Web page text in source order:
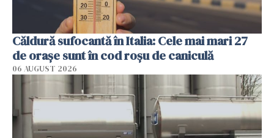
Căldură sufocantă în Italia: Cele mai mari 27
de orașe sunt în cod roșu de caniculă
06 AUGUST 2026